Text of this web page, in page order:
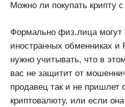
Можно ли покупать крипту с
Формально физ.лица могут
иностранных обменниках и
нужно учитывать, что в
вас не защитит от
продавец так и не пришлет
криптовалюту, или если